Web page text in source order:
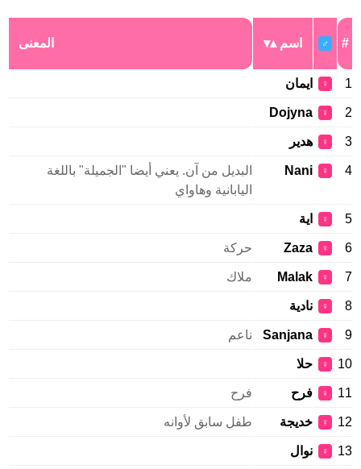
#
♂ اسم المعنى
1
♀ ايمان
2
♀
Dojyna
3
♀ هدير
4
♀
Nani
البديل من آن. يعني أيضا "الجميلة" باللغة
اليابانية وهاواي
5
♀ اية
6
♀
Zaza حركة
7
♀
Malak ملاك
8
♀ نادية
9
♀
Sanjana ناعم
10
♀ حلا
11
♀ فرح فرح
12
♀ خديجة طفل سابق لأوانه
13
♀ نوال